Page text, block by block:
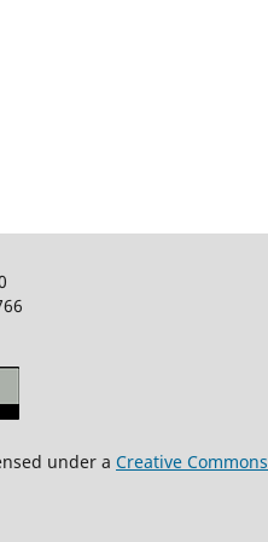
under a Creative